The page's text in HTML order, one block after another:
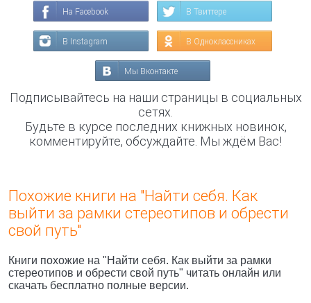
На Facebook В Твиттере
В Instagram В Одноклассниках
Мы Вконтакте
Подписывайтесь на наши страницы в социальных
сетях.
Будьте в курсе последних книжных новинок,
комментируйте, обсуждайте. Мы ждём Вас!
Похожие книги на "Найти себя. Как
выйти за рамки стереотипов и обрести
свой путь"
Книги похожие на "Найти себя. Как выйти за рамки
стереотипов и обрести свой путь" читать онлайн или
скачать бесплатно полные версии.